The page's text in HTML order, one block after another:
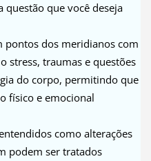
questão que você deseja
pontos dos meridianos com
stress, traumas e questões
do corpo, permitindo que
físico e emocional
como alterações
podem ser tratados